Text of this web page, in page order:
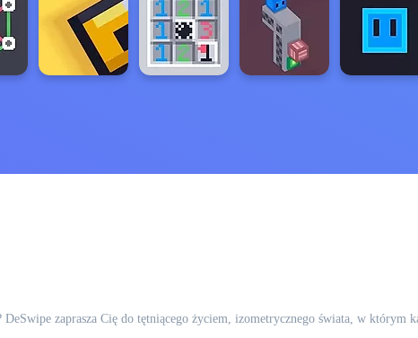
zaprasza Cię do tętniącego życiem, izometrycznego świata, w którym